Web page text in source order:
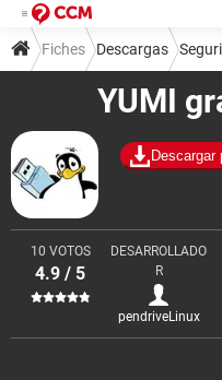
YUMI
Descargar
10 VOTOS
4.9 / 5
DESARROLLADO
R
pendriveLinux
Fiches Descargas
Copias de seguridad y